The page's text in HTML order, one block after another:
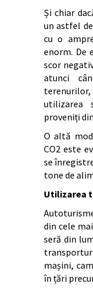
Și chiar
un astfel
cu o
enorm. De
scor
atunci
utilizarea
proveniți
O altă
CO2 este
se
tone de
Utilizarea
din cele
seră din
mașini,
în țări